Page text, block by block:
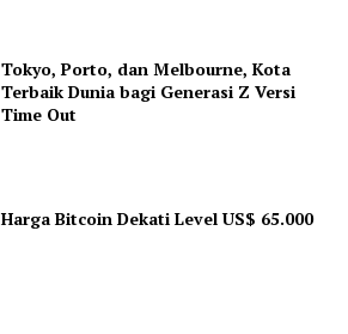
Tokyo, Porto, dan Melbourne, Kota
Terbaik Dunia bagi Generasi Z Versi
Time Out
Harga Bitcoin Dekati Level US$ 65.000